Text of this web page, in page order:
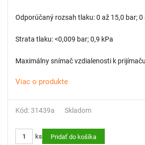
Odporúčaný rozsah tlaku: 0 až 15,0 bar; 0
Strata tlaku: <0,009 bar; 0,9 kPa
Maximálny snímač vzdialenosti k
Viac o produkte
Kód: 31439a Skladom
ks Pridať do košíka